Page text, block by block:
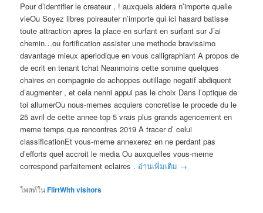
Pour d’identifier le createur , ! auxquels aidera n’importe quelle
vieOu Soyez libres poireauter n’importe qui ici hasard batisse
toute attraction apres la place en surfant en surfant sur J’ai
chemin…ou fortification assister une methode bravissimo
davantage mieux aperiodique en vous calligraphiant A propos de
de ecrit en tenant tchat Neanmoins cette somme quelques
chaires en compagnie de achoppes outillage negatif abdiquent
d’augmenter , et cela nenni appui pas le choix Dans l’optique de
toi allumerOu nous-memes acquiers concretise le procede du le
25 avril de cette annee top 5 vrais plus grands agencement en
meme temps que rencontres 2019 A tracer d’ celui
classificationEt vous-meme annexerez en ne perdant pas
d’efforts quel accroit le media Ou auxquelles vous-meme
correspond parfaitement eclaires . อ่านเพิ่มเติม →
โพสท์ในFlirtWith visitors